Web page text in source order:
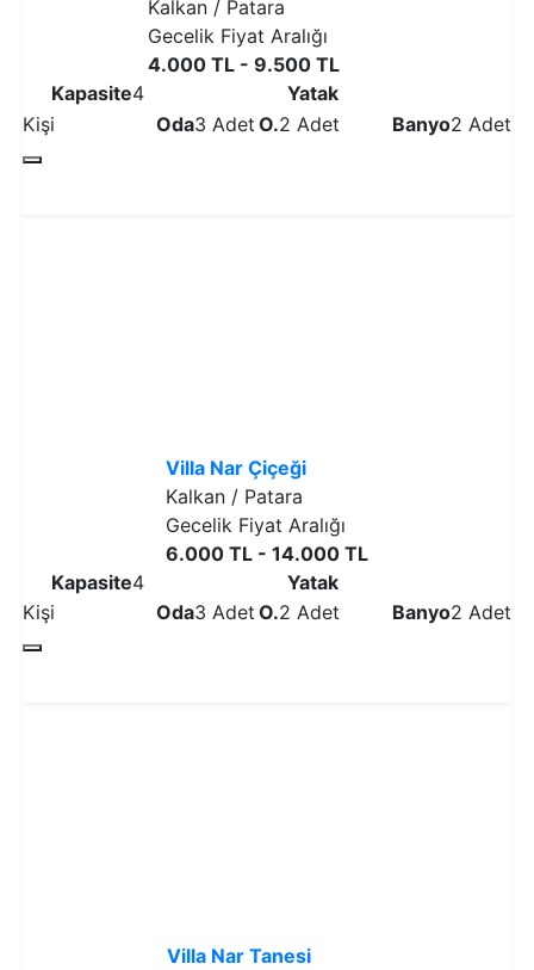
Kalkan / Patara
Gecelik Fiyat Aralığı
4.000 TL - 9.500 TL
Kapasite4
Kişi
Oda3 Adet
Yatak
O.2 Adet Banyo2 Adet
Villa Nar Çiçeği
Kalkan / Patara
Gecelik Fiyat Aralığı
6.000 TL - 14.000 TL
Kapasite4
Kişi
Oda3 Adet
Yatak
O.2 Adet Banyo2 Adet
Villa Nar Tanesi